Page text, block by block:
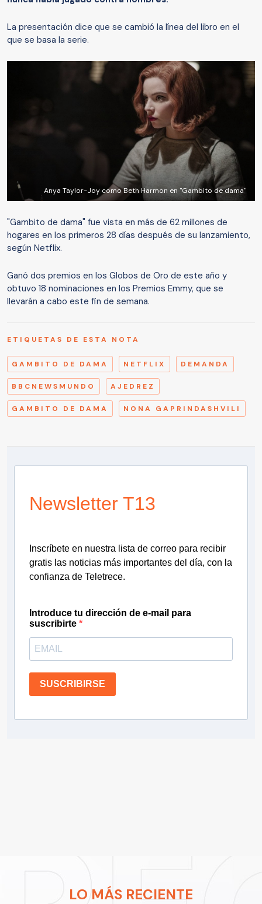
La presentación dice que se cambió la línea del libro en el
que se basa la serie.
Anya Taylor-Joy como Beth Harmon en "Gambito de dama"
"Gambito de dama" fue vista en más de 62 millones de
hogares en los primeros 28 días después de su lanzamiento,
según Netflix.
Ganó dos premios en los Globos de Oro de este año y
obtuvo 18 nominaciones en los Premios Emmy, que se
llevarán a cabo este fin de semana.
ETIQUETAS DE ESTA NOTA
GAMBITO DE DAMA NETFLIX DEMANDA
BBCNEWSMUNDO AJEDREZ
GAMBITO DE DAMA NONA GAPRINDASHVILI
Newsletter T13
Inscríbete en nuestra lista de correo para recibir
gratis las noticias más importantes del día, con la
confianza de Teletrece.
Introduce tu dirección de e-mail para
suscribirte
SUSCRIBIRSE
LO MÁS RECIENTE